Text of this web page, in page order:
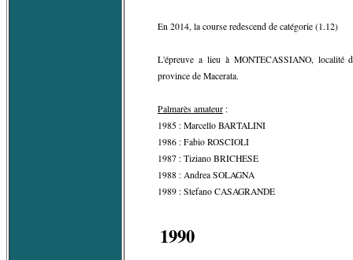
En 2014, la course redescend de catégorie (1.12)
L'épreuve a lieu à MONTECASSIANO, localité
province de Macerata.
Palmarès amateur :
1985 : Marcello BARTALINI
1986 : Fabio ROSCIOLI
1987 : Tiziano BRICHESE
1988 : Andrea SOLAGNA
1989 : Stefano CASAGRANDE
1990